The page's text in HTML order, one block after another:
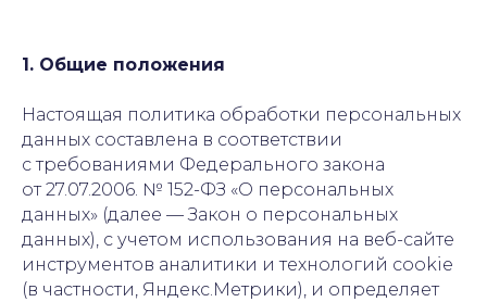
1. Общие положения
Настоящая политика обработки персональных
данных составлена в соответствии
с требованиями Федерального закона
от 27.07.2006. № 152-ФЗ «О персональных
данных» (далее — Закон о персональных
данных), с учетом использования на веб-сайте
инструментов аналитики и технологий cookie
(в частности, Яндекс.Метрики), и определяет